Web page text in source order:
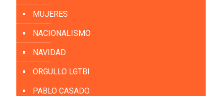
MUJERES
NACIONALISMO
NAVIDAD
ORGULLO LGTBI
PABLO CASADO